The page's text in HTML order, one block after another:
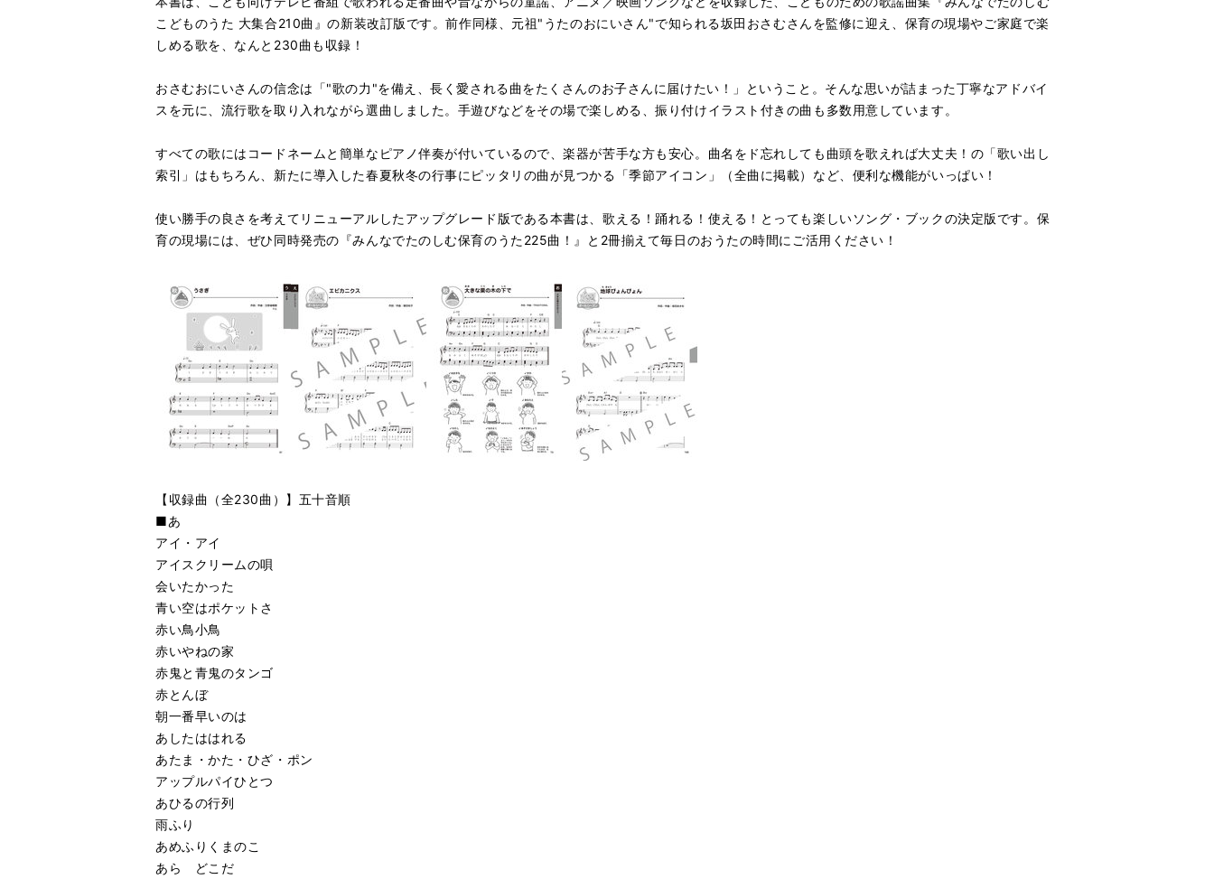
こどものうた 大集合210曲』の新装改訂版です。前作同様、元祖"うたのおにいさん"で知られる坂田おさむさんを監修に迎え、保育の現場やご家庭で楽
しめる歌を、なんと230曲も収録！
おさむおにいさんの信念は「"歌の力"を備え、長く愛される曲をたくさんのお子さんに届けたい！」ということ。そんな思いが詰まった丁寧なアドバイ
スを元に、流行歌を取り入れながら選曲しました。手遊びなどをその場で楽しめる、振り付けイラスト付きの曲も多数用意しています。
すべての歌にはコードネームと簡単なピアノ伴奏が付いているので、楽器が苦手な方も安心。曲名をド忘れしても曲頭を歌えれば大丈夫！の「歌い出し
索引」はもちろん、新たに導入した春夏秋冬の行事にピッタリの曲が見つかる「季節アイコン」（全曲に掲載）など、便利な機能がいっぱい！
使い勝手の良さを考えてリニューアルしたアップグレード版である本書は、歌える！踊れる！使える！とっても楽しいソング・ブックの決定版です。保
育の現場には、ぜひ同時発売の『みんなでたのしむ保育のうた225曲！』と2冊揃えて毎日のおうたの時間にご活用ください！
【収録曲（全230曲）】五十音順
■あ
アイ・アイ
アイスクリームの唄
会いたかった
青い空はポケットさ
赤い鳥小鳥
赤いやねの家
赤鬼と青鬼のタンゴ
赤とんぼ
朝一番早いのは
あしたははれる
あたま・かた・ひざ・ポン
アップルパイひとつ
あひるの行列
雨ふり
あめふりくまのこ
あら どこだ